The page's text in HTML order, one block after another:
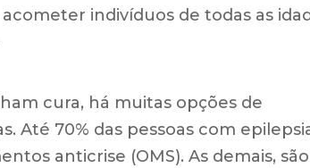
indivíduos de todas as
cura, há muitas opções de
Até 70% das pessoas com
anticrise (OMS). As demais, são